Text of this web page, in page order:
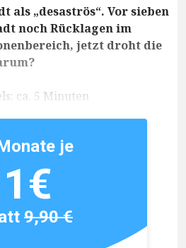
als „desaströs“. Vor sieben
noch Rücklagen im
jetzt droht die
ca. 5 Minuten
je
1€
9,90 €